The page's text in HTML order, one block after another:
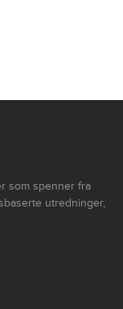
som spenner fra
utredninger,